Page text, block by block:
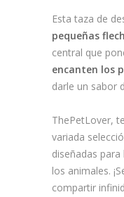
Esta taza de
pequeñas
central que
encanten los
darle un sabor
ThePetLover,
variada
diseñadas
los animales.
compartir